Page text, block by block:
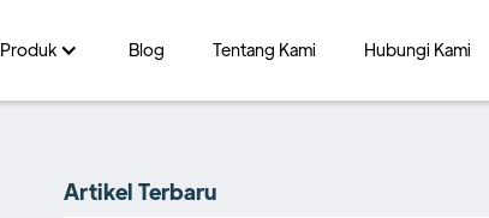
Produk Blog Tentang Kami Hubungi Kami
Artikel Terbaru